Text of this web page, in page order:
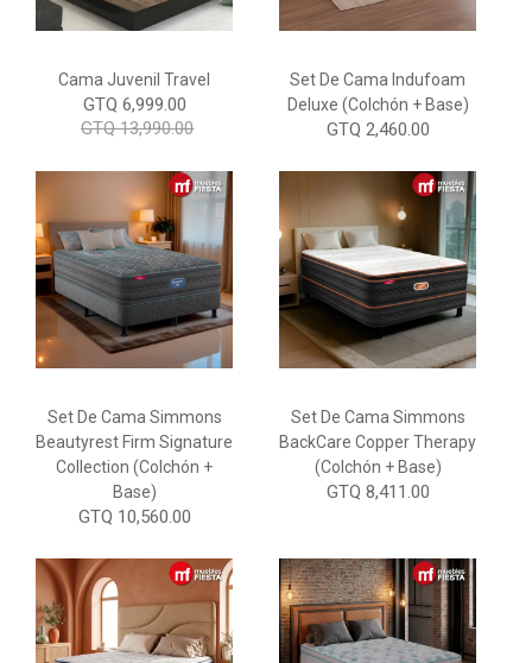
Cama Juvenil Travel
GTQ 6,999.00
GTQ 13,990.00
Set De Cama Indufoam
Deluxe (Colchón + Base)
GTQ 2,460.00
Set De Cama Simmons
Beautyrest Firm Signature
Collection (Colchón +
Base)
GTQ 10,560.00
Set De Cama Simmons
BackCare Copper Therapy
(Colchón + Base)
GTQ 8,411.00